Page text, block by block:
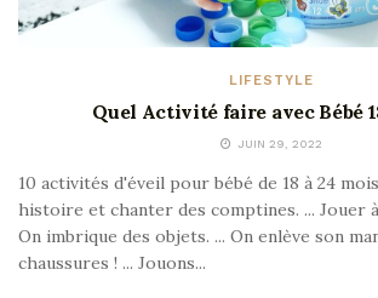
LIFESTYLE
Quel Activité faire avec Bébé
JUIN 29, 2022
10 activités d'éveil pour bébé de 18 à 24
histoire et chanter des comptines. ... Jouer à
On imbrique des objets. ... On enlève son
chaussures ! ... Jouons...